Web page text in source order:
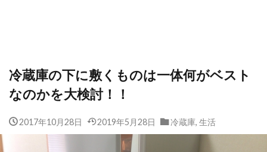
冷蔵庫の下に敷くものは一体何がベスト
なのかを大検討！！
2017年10月28日 2019年5月28日 冷蔵庫, 生活